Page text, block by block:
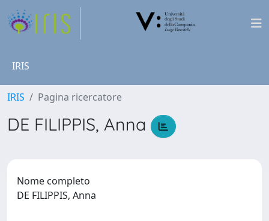
IRIS
IRIS Pagina ricercatore
DE FILIPPIS, Anna
Nome completo
DE FILIPPIS, Anna